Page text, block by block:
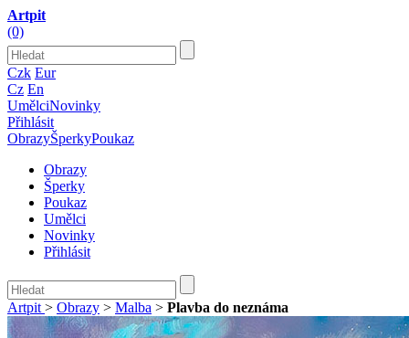
Artpit
(0)
Czk Eur
Cz En
UmělciNovinky
Přihlásit
ObrazyŠperkyPoukaz
Obrazy
Šperky
Poukaz
Umělci
Novinky
Přihlásit
Artpit > Obrazy > Malba > Plavba do neznáma